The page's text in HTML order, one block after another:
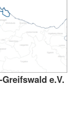
e.V.